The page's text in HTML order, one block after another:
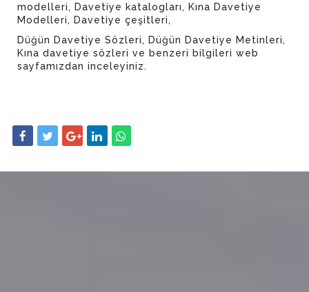
modelleri, Davetiye katalogları, Kına Davetiye
Modelleri, Davetiye çeşitleri,
Düğün Davetiye Sözleri, Düğün Davetiye Metinleri,
Kına davetiye sözleri ve benzeri bilgileri web
sayfamızdan inceleyiniz.